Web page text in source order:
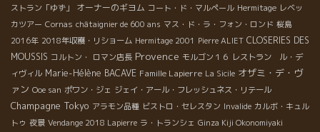
ストラン「ゆず」
オーナーのギヨム コート・ド・マルペール Hermitage レベッ
カツアー Cornas châtaignier de 600 ans マス・ド・ラ・フォン・ロンド 桜島
2016年 2018年収穫・リショーム Hermitage 2001 Pierre ALIET CLOSERIES DES
MOUSSIS コルトン・ ロマン店長 Provence モルゴン１６ レストラン ル・デ
ィヴィル Marie-Hélène BACAVE Famille Lapierre La Sicile オザミ・デ・ヴ
ァン Ooe san ポワン・ジェ ジェイ・アール・フレッシュネス・リテール
Champagne Tokyo アラモン品種 ビストロ・セレスタン Invalide カルボ・キュル
トゥ 夜景 Vendange 2018 Lapierre ラ・トランシェ Ginza Kiji Okonomiyaki